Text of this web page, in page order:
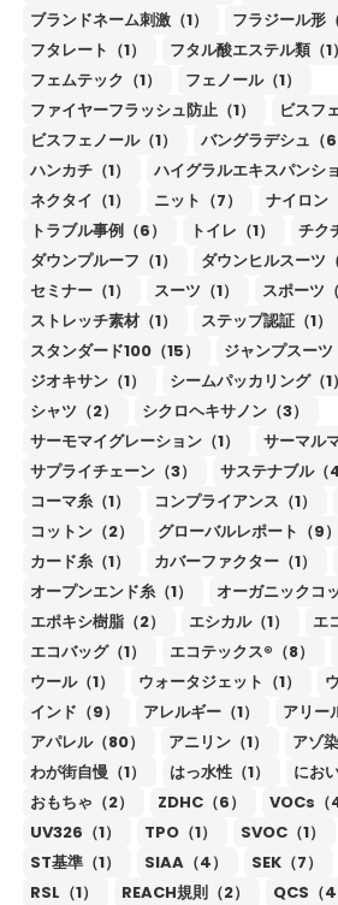
ブランドネーム刺激（1）
フラジール形（
フタレート（1）
フタル酸エステル類（1）
フェムテック（1）
フェノール（1）
ファイヤーフラッシュ防止（1）
ビスフ
ビスフェノール（1）
バングラデシュ（6
ハンカチ（1）
ハイグラルエキスパンショ
ネクタイ（1）
ニット（7） ナイロン
トラブル事例（6）
トイレ（1）
チク
ダウンプルーフ（1）
ダウンヒルスーツ（
セミナー（1）
スーツ（1）
スポーツ（
ストレッチ素材（1）
ステップ認証（1）
スタンダード100（15）
ジャンプスーツ
ジオキサン（1）
シームパッカリング（1）
シャツ（2）
シクロヘキサノン（3）
サーモマイグレーション（1）
サーマル
サプライチェーン（3）
サステナブル（
コーマ糸（1）
コンプライアンス（1）
コットン（2）
グローバルレポート（9）
カード糸（1）
カバーファクター（1）
オープンエンド糸（1）
オーガニックコ
エポキシ樹脂（2）
エシカル（1）
エ
エコバッグ（1）
エコテックス®（8）
ウール（1）
ウォータジェット（1）
インド（9）
アレルギー（1）
アリー
アパレル（80）
アニリン（1）
アゾ
わが街自慢（1）
はっ水性（1）
にお
おもちゃ（2）
ZDHC（6） VOCs（4
UV326（1）
TPO（1） SVOC（1）
ST基準（1）
SIAA（4） SEK（7）
RSL（1）
REACH規則（2） QCS（4